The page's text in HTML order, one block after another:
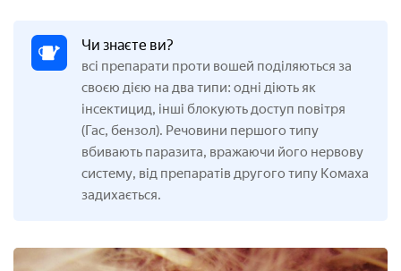
Чи знаєте ви?
всі препарати проти вошей поділяються за
своєю дією на два типи: одні діють як
інсектицид, інші блокують доступ повітря
(Гас, бензол). Речовини першого типу
вбивають паразита, вражаючи його нервову
систему, від препаратів другого типу Комаха
задихається.